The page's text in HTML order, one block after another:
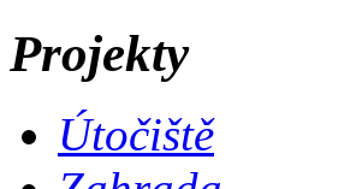
Projekty
Útočiště